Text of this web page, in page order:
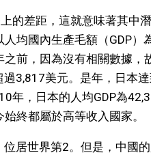
的差距，這就意味著其中
均國內生產毛額（GDP）
前，因為沒有相關數據，
3,817美元。是年，日本
年，日本的人均GDP為
終都屬於高等收入國家。
居世界第2。但是，中國